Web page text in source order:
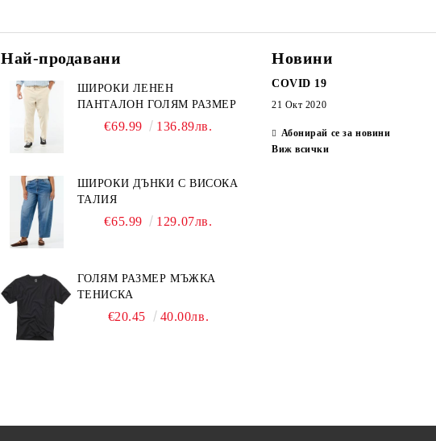
Най-продавани
ШИРОКИ ЛЕНЕН
ПАНТАЛОН ГОЛЯМ РАЗМЕР
€69.99 136.89лв.
ШИРОКИ ДЪНКИ С ВИСОКА
ТАЛИЯ
€65.99 129.07лв.
ГОЛЯМ РАЗМЕР МЪЖКА
ТЕНИСКА
€20.45 40.00лв.
Новини
COVID 19
21 Окт 2020
Абонирай се за новини
Виж всички